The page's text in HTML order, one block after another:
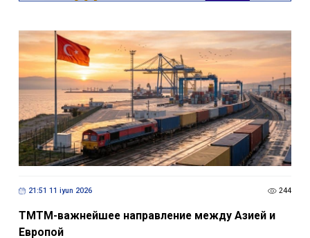
21:51 11 iyun 2026 244
ТМТМ-важнейшее направление между Азией и
Европой